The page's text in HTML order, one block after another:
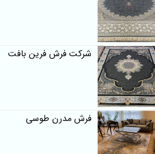
شرکت فرش فرین بافت
فرش مدرن طوسی